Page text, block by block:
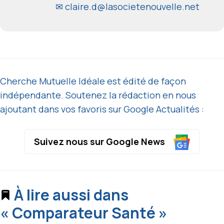
✉ claire.d@lasocietenouvelle.net
Cherche Mutuelle Idéale est édité de façon
indépendante. Soutenez la rédaction en nous
ajoutant dans vos favoris sur Google Actualités :
Suivez nous sur Google News
À lire aussi dans
« Comparateur Santé »